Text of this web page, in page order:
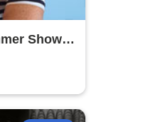
Shows